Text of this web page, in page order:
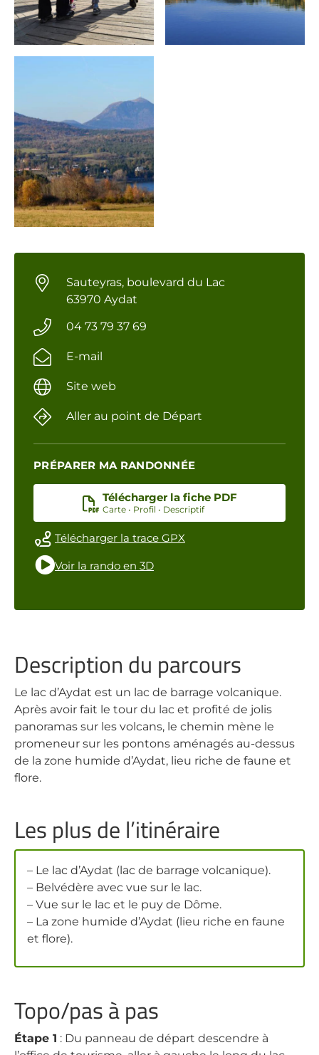
Description du parcours
Le lac d’Aydat est un lac de barrage volcanique.
Après avoir fait le tour du lac et profité de jolis
panoramas sur les volcans, le chemin mène le
promeneur sur les pontons aménagés au-dessus
de la zone humide d’Aydat, lieu riche de faune et
flore.
Les plus de l’itinéraire
– Le lac d’Aydat (lac de barrage volcanique).
– Belvédère avec vue sur le lac.
– Vue sur le lac et le puy de Dôme.
– La zone humide d’Aydat (lieu riche en faune
et flore).
Topo/pas à pas
Étape 1 : Du panneau de départ descendre à
Sauteyras, boulevard du Lac
63970 Aydat
04 73 79 37 69
E-mail
Site web
Aller au point de Départ
PRÉPARER MA RANDONNÉE
Télécharger la fiche PDF
Carte • Profil • Descriptif
Télécharger la trace GPX
Voir la rando en 3D